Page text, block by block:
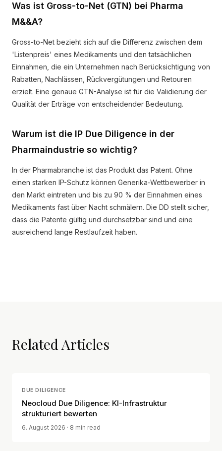
Was ist Gross-to-Net (GTN) bei Pharma
M&&A?
Gross-to-Net bezieht sich auf die Differenz zwischen dem
'Listenpreis' eines Medikaments und den tatsächlichen
Einnahmen, die ein Unternehmen nach Berücksichtigung von
Rabatten, Nachlässen, Rückvergütungen und Retouren
erzielt. Eine genaue GTN-Analyse ist für die Validierung der
Qualität der Erträge von entscheidender Bedeutung.
Warum ist die IP Due Diligence in der
Pharmaindustrie so wichtig?
In der Pharmabranche ist das Produkt das Patent. Ohne
einen starken IP-Schutz können Generika-Wettbewerber in
den Markt eintreten und bis zu 90 % der Einnahmen eines
Medikaments fast über Nacht schmälern. Die DD stellt sicher,
dass die Patente gültig und durchsetzbar sind und eine
ausreichend lange Restlaufzeit haben.
Related Articles
DUE DILIGENCE
Neocloud Due Diligence: KI-Infrastruktur
strukturiert bewerten
6. August 2026 · 8 min read